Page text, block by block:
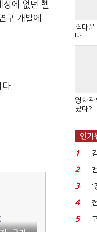
상에 없던 헬
구 개발에
.
집다
다
영화관
났다?
인기
1
2
3
'
4
5